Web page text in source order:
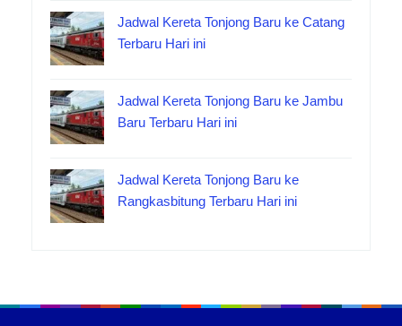
Jadwal Kereta Tonjong Baru ke Catang
Terbaru Hari ini
Jadwal Kereta Tonjong Baru ke Jambu
Baru Terbaru Hari ini
Jadwal Kereta Tonjong Baru ke
Rangkasbitung Terbaru Hari ini